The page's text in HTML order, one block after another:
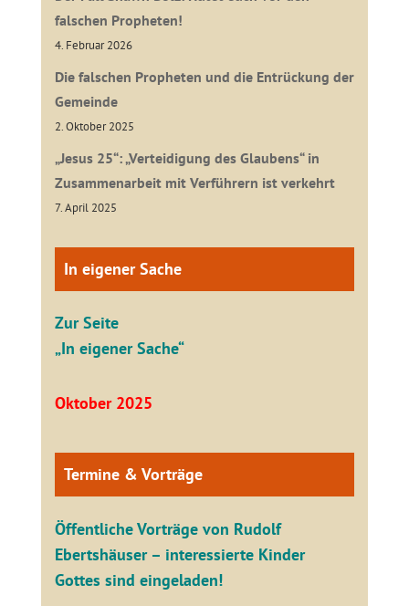
falschen Propheten!
4. Februar 2026
Die falschen Propheten und die Entrückung der
Gemeinde
2. Oktober 2025
„Jesus 25“: „Verteidigung des Glaubens“ in
Zusammenarbeit mit Verführern ist verkehrt
7. April 2025
In eigener Sache
Zur Seite
„In eigener Sache“
Oktober 2025
Termine & Vorträge
Öffentliche Vorträge von Rudolf
Ebertshäuser – interessierte Kinder
Gottes sind eingeladen!